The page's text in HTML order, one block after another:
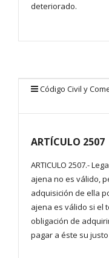
deteriorado.
Código Civil y
ARTÍCULO 2507
ARTICULO 2507.-
ajena no es válido,
adquisición de ella
ajena es válido si el
obligación de
pagar a éste su